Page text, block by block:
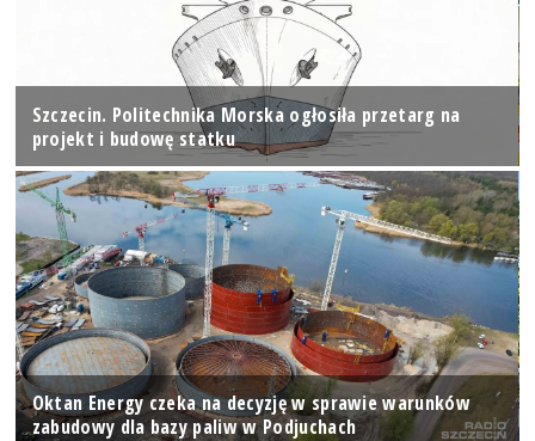
Szczecin. Politechnika Morska ogłosiła przetarg na
projekt i budowę statku
Oktan Energy czeka na decyzję w sprawie warunków
zabudowy dla bazy paliw w Podjuchach